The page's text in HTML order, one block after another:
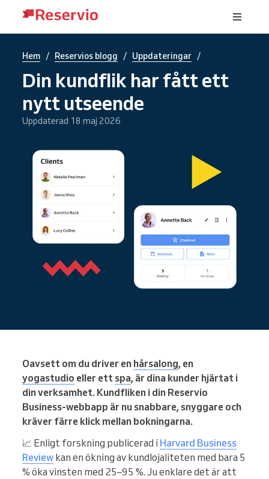
Hem / Reservios blogg / Uppdateringar /
Din kundflik har fått ett
nytt utseende
Uppdaterad 18 maj 2026
Oavsett om du driver en hårsalong, en
yogastudio eller ett spa, är dina kunder hjärtat i
din verksamhet. Kundfliken i din Reservio
Business-webbapp är nu snabbare, snyggare och
kräver färre klick mellan bokningarna.
📈 Enligt forskning publicerad i Harvard Business
Review kan en ökning av kundlojaliteten med bara 5
% öka vinsten med 25–95 %. Ju enklare det är att